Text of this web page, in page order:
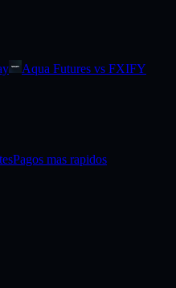
Aqua Futures vs FXIFY
Pagos mas rapidos